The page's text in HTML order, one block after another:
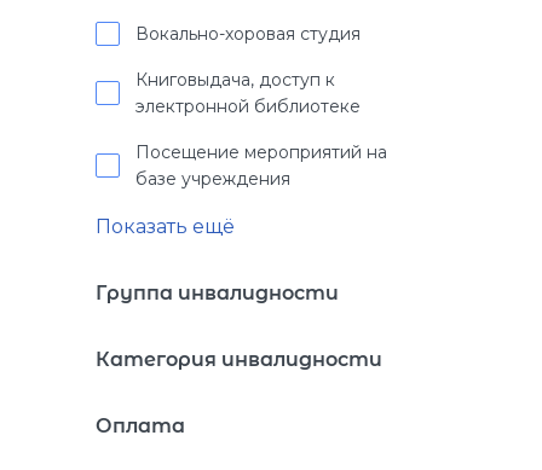
Вокально-хоровая студия
Книговыдача, доступ к
электронной библиотеке
Посещение мероприятий на
базе учреждения
Показать ещё
Группа инвалидности
Категория инвалидности
Оплата